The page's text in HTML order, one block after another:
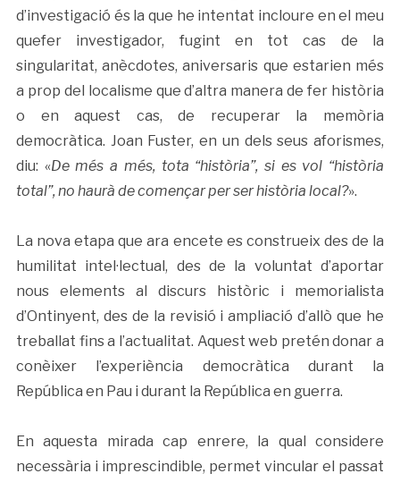
d’investigació és la que he intentat incloure en el meu
quefer investigador, fugint en tot cas de la
singularitat, anècdotes, aniversaris que estarien més
a prop del localisme que d’altra manera de fer història
o en aquest cas, de recuperar la memòria
democràtica. Joan Fuster, en un dels seus aforismes,
diu: «De més a més, tota “història”, si es vol “història
total”, no haurà de començar per ser història local?».
La nova etapa que ara encete es construeix des de la
humilitat intel·lectual, des de la voluntat d’aportar
nous elements al discurs històric i memorialista
d’Ontinyent, des de la revisió i ampliació d’allò que he
treballat fins a l’actualitat. Aquest web pretén donar a
conèixer l’experiència democràtica durant la
República en Pau i durant la República en guerra.
En aquesta mirada cap enrere, la qual considere
necessària i imprescindible, permet vincular el passat